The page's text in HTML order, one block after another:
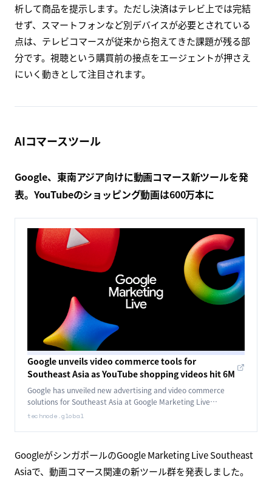
析して商品を提示します。ただし決済はテレビ上では完結
せず、スマートフォンなど別デバイスが必要とされている
点は、テレビコマースが従来から抱えてきた課題が残る部
分です。視聴という購買前の接点をエージェントが押さえ
にいく動きとして注目されます。
AIコマースツール
Google、東南アジア向けに動画コマース新ツールを発
表。YouTubeのショッピング動画は600万本に
Google unveils video commerce tools for
Southeast Asia as YouTube shopping videos hit 6M
Google has unveiled new advertising and video commerce
solutions for Southeast Asia at Google Marketing Live
Southeast Asia in Singapore.
technode.global
GoogleがシンガポールのGoogle Marketing Live Southeast
Asiaで、動画コマース関連の新ツール群を発表しました。